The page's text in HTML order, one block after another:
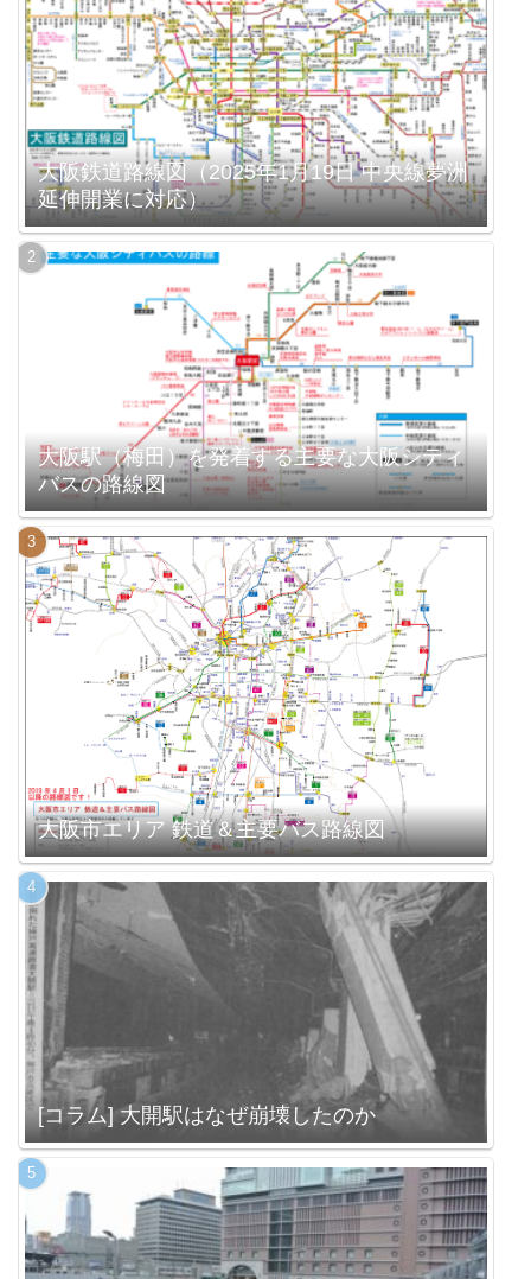
大阪鉄道路線図（2025年1月19日 中央線夢洲
延伸開業に対応）
大阪駅（梅田）を発着する主要な大阪シティ
バスの路線図
大阪市エリア 鉄道＆主要バス路線図
[コラム] 大開駅はなぜ崩壊したのか